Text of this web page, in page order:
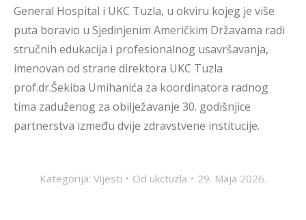
General Hospital i UKC Tuzla, u okviru kojeg je više
puta boravio u Sjedinjenim Američkim Državama radi
stručnih edukacija i profesionalnog usavršavanja,
imenovan od strane direktora UKC Tuzla
prof.dr.Šekiba Umihanića za koordinatora radnog
tima zaduženog za obilježavanje 30. godišnjice
partnerstva između dvije zdravstvene institucije.
Kategorija: Vijesti Od ukctuzla 29. Maja 2026.